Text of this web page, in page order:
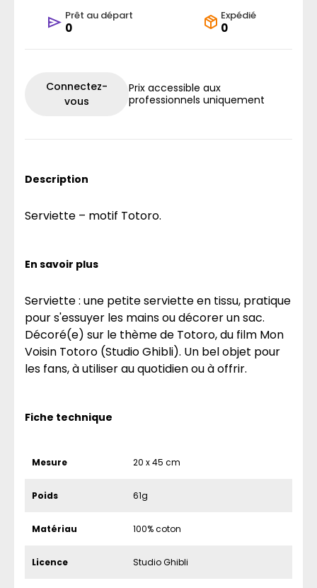
Prêt au départ
0
Expédié
0
Connectez-
vous
Prix accessible aux
professionnels uniquement
Description
Serviette – motif Totoro.
En savoir plus
Serviette : une petite serviette en tissu, pratique
pour s'essuyer les mains ou décorer un sac.
Décoré(e) sur le thème de Totoro, du film Mon
Voisin Totoro (Studio Ghibli). Un bel objet pour
les fans, à utiliser au quotidien ou à offrir.
Fiche technique
Mesure 20 x 45 cm
Poids 61g
Matériau 100% coton
Licence Studio Ghibli